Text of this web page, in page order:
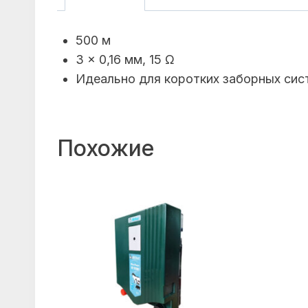
500 м
3 x 0,16 мм, 15 Ω
Идеально для коротких заборных
Похожие